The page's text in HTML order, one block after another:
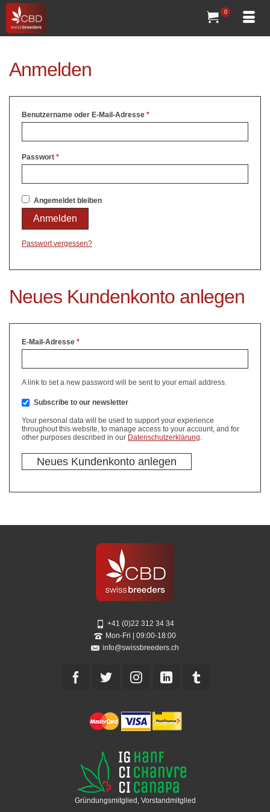
0
Anmelden
Benutzername oder E-Mail-Adresse *
Passwort *
Angemeldet bleiben
Anmelden
Passwort vergessen?
Neues Kundenkonto anlegen
E-Mail-Adresse *
A link to set a new password will be sent to your email address.
Subscribe to our newsletter
Your personal data will be used to support your experience
throughout this website, to manage access to your account, and for
other purposes described in our Datenschutzerklärung.
Neues Kundenkonto anlegen
+41 (0)22 312 34 34
Mon-Fri | 09:00-18:00
info@swissbreeders.ch
Gründungsmitglied, Vorstandmitglied